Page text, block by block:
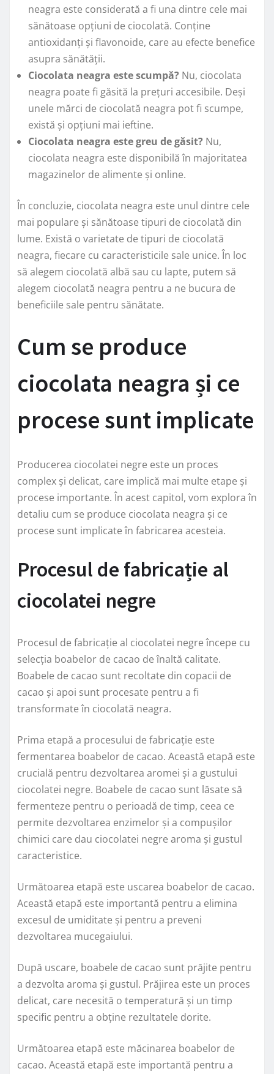
neagra este considerată a fi una dintre cele mai
sănătoase opțiuni de ciocolată. Conține
antioxidanți și flavonoide, care au efecte benefice
asupra sănătății.
Ciocolata neagra este scumpă? Nu, ciocolata
neagra poate fi găsită la prețuri accesibile. Deși
unele mărci de ciocolată neagra pot fi scumpe,
există și opțiuni mai ieftine.
Ciocolata neagra este greu de găsit? Nu,
ciocolata neagra este disponibilă în majoritatea
magazinelor de alimente și online.
În concluzie, ciocolata neagra este unul dintre cele
mai populare și sănătoase tipuri de ciocolată din
lume. Există o varietate de tipuri de ciocolată
neagra, fiecare cu caracteristicile sale unice. În loc
să alegem ciocolată albă sau cu lapte, putem să
alegem ciocolată neagra pentru a ne bucura de
beneficiile sale pentru sănătate.
Cum se produce
ciocolata neagra și ce
procese sunt implicate
Producerea ciocolatei negre este un proces
complex și delicat, care implică mai multe etape și
procese importante. În acest capitol, vom explora în
detaliu cum se produce ciocolata neagra și ce
procese sunt implicate în fabricarea acesteia.
Procesul de fabricație al
ciocolatei negre
Procesul de fabricație al ciocolatei negre începe cu
selecția boabelor de cacao de înaltă calitate.
Boabele de cacao sunt recoltate din copacii de
cacao și apoi sunt procesate pentru a fi
transformate în ciocolată neagra.
Prima etapă a procesului de fabricație este
fermentarea boabelor de cacao. Această etapă este
crucială pentru dezvoltarea aromei și a gustului
ciocolatei negre. Boabele de cacao sunt lăsate să
fermenteze pentru o perioadă de timp, ceea ce
permite dezvoltarea enzimelor și a compușilor
chimici care dau ciocolatei negre aroma și gustul
caracteristice.
Următoarea etapă este uscarea boabelor de cacao.
Această etapă este importantă pentru a elimina
excesul de umiditate și pentru a preveni
dezvoltarea mucegaiului.
După uscare, boabele de cacao sunt prăjite pentru
a dezvolta aroma și gustul. Prăjirea este un proces
delicat, care necesită o temperatură și un timp
specific pentru a obține rezultatele dorite.
Următoarea etapă este măcinarea boabelor de
cacao. Această etapă este importantă pentru a